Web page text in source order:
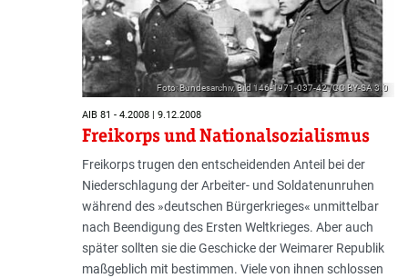
Foto: Bundesarchiv, Bild 146-1971-037-42 /CC BY-SA 3.0
AIB 81 - 4.2008 | 9.12.2008
Freikorps und Nationalsozialismus
Freikorps trugen den entscheidenden Anteil bei der
Niederschlagung der Arbeiter- und Soldatenunruhen
während des »deutschen Bürgerkrieges« unmittelbar
nach Beendigung des Ersten Weltkrieges. Aber auch
später sollten sie die Geschicke der Weimarer Republik
maßgeblich mit bestimmen. Viele von ihnen schlossen